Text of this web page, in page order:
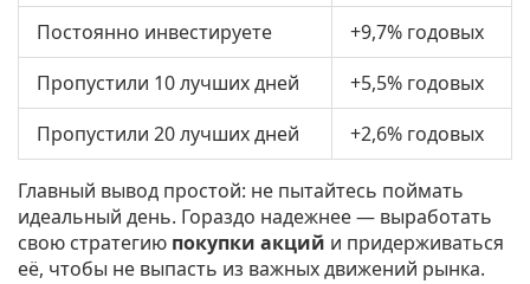
Постоянно инвестируете
+9,7% годовых
Пропустили 10 лучших дней
+5,5% годовых
Пропустили 20 лучших дней
+2,6% годовых
Главный вывод простой: не пытайтесь поймать
идеальный день. Гораздо надежнее — выработать
свою стратегию покупки акций и придерживаться
её, чтобы не выпасть из важных движений рынка.